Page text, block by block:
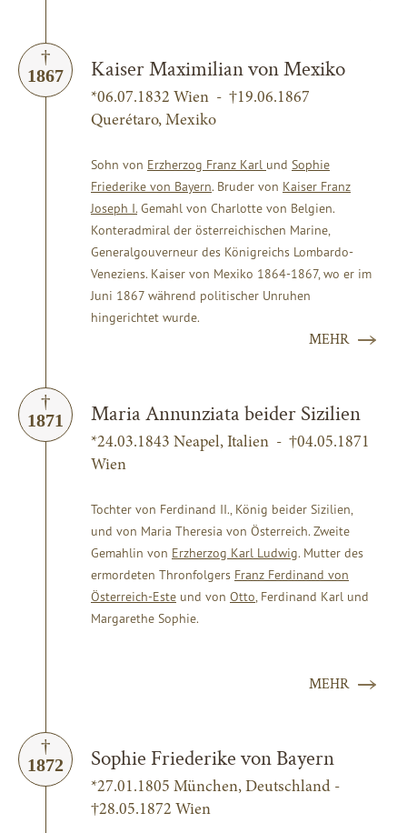
1867 Kaiser Maximilian von Mexiko
*06.07.1832 Wien - †19.06.1867
Querétaro, Mexiko
Sohn von Erzherzog Franz Karl und Sophie
Friederike von Bayern. Bruder von Kaiser Franz
Joseph I. Gemahl von Charlotte von Belgien.
Konteradmiral der österreichischen Marine,
Generalgouverneur des Königreichs Lombardo-
Veneziens. Kaiser von Mexiko 1864-1867, wo er im
Juni 1867 während politischer Unruhen
hingerichtet wurde.
MEHR
1871 Maria Annunziata beider Sizilien
*24.03.1843 Neapel, Italien - †04.05.1871
Wien
Tochter von Ferdinand II., König beider Sizilien,
und von Maria Theresia von Österreich. Zweite
Gemahlin von Erzherzog Karl Ludwig. Mutter des
ermordeten Thronfolgers Franz Ferdinand von
Österreich-Este und von Otto , Ferdinand Karl und
Margarethe Sophie.
MEHR
1872 Sophie Friederike von Bayern
*27.01.1805 München, Deutschland -
†28.05.1872 Wien